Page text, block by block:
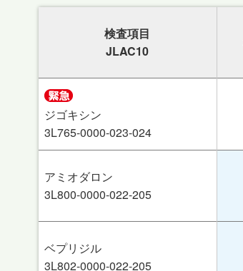
検査項目
JLAC10
ジゴキシン
3L765-0000-023-024
アミオダロン
3L800-0000-022-205
ベプリジル
3L802-0000-022-205